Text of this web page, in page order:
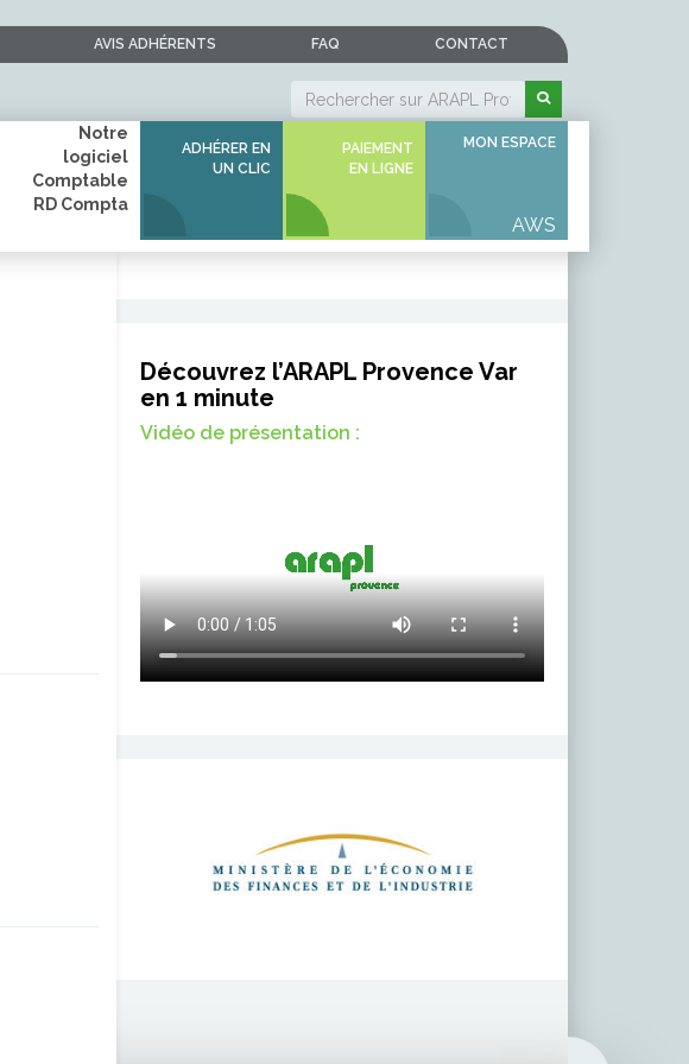
AVIS ADHÉRENTS FAQ CONTACT
ADHÉRER EN
UN CLIC
PAIEMENT
EN LIGNE
MON ESPACE
Notre
logiciel
Comptable
RD Compta
Découvrez l’ARAPL Provence Var
en 1 minute
Vidéo de présentation :